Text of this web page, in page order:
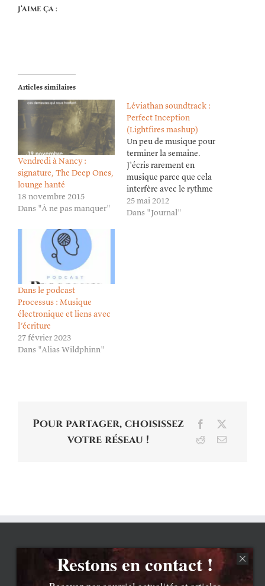
J’aime ça :
Articles similaires
Vendredi à Nancy :
signature, The Deep Ones,
lounge hanté
18 novembre 2015
Dans "À ne pas manquer"
Léviathan soundtrack :
Perfect Inception
(Lightfires mashup)
Un peu de musique pour
terminer la semaine.
J'écris rarement en
musique parce que cela
interfère avec le rythme
des images et des phrases
dans ma tête, en revanche
25 mai 2012
Dans "Journal"
Dans le podcast
Processus : Musique
électronique et liens avec
l’écriture
27 février 2023
Dans "Alias Wildphinn"
Pour partager, choisissez
votre réseau !
Facebook
RedditEmail
Restons en contact !